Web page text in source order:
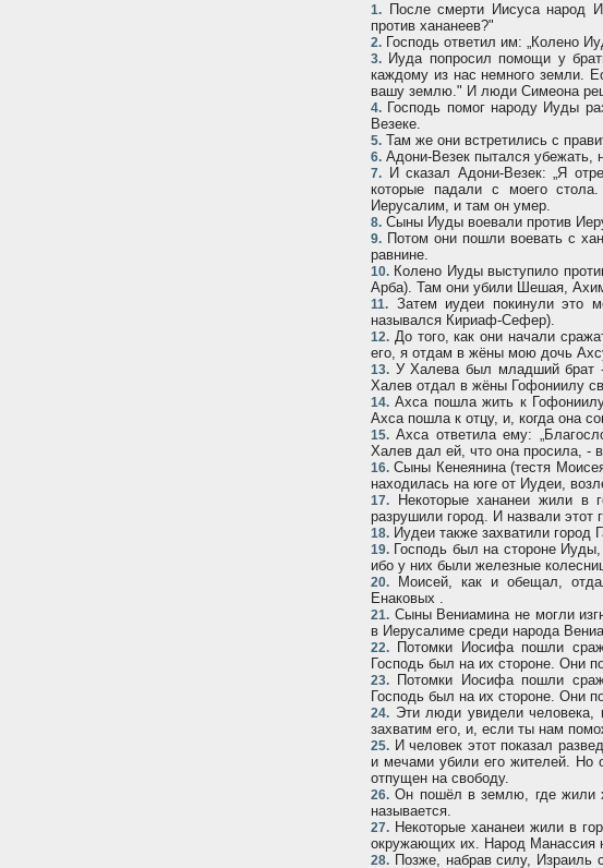
1. После смерти Иисуса народ
против хананеев?"
2. Господь ответил им: „Колено
3. Иуда попросил помощи у
каждому из нас немного земли.
вашу землю." И люди Симеона
4. Господь помог народу Иуды
Везеке.
5. Там же они встретились с
6. Адони-Везек пытался убежать,
7. И сказал Адони-Везек: „Я
которые падали с моего
Иерусалим, и там он умер.
8. Сыны Иуды воевали против
9. Потом они пошли воевать с
равнине.
10. Колено Иуды выступило
Арба). Там они убили Шешая,
11. Затем иудеи покинули это
назывался Кириаф-Сефер).
12. До того, как они начали
его, я отдам в жёны мою дочь
13. У Халева был младший брат
Халев отдал в жёны Гофониилу
14. Ахса пошла жить к
Ахса пошла к отцу, и, когда она
15. Ахса ответила ему:
Халев дал ей, что она просила, -
16. Сыны Кенеянина (тестя
находилась на юге от Иудеи,
17. Некоторые хананеи жили
разрушили город. И назвали этот
18. Иудеи также захватили город
19. Господь был на стороне
ибо у них были железные
20. Моисей, как и обещал,
Енаковых .
21. Сыны Вениамина не могли
в Иерусалиме среди народа
22. Потомки Иосифа пошли
Господь был на их стороне. Они
23. Потомки Иосифа пошли
Господь был на их стороне. Они
24. Эти люди увидели человека,
захватим его, и, если ты нам
25. И человек этот показал
и мечами убили его жителей. Но
отпущен на свободу.
26. Он пошёл в землю, где жили
называется.
27. Некоторые хананеи жили в
окружающих их. Народ Манассия
28. Позже, набрав силу, Израиль